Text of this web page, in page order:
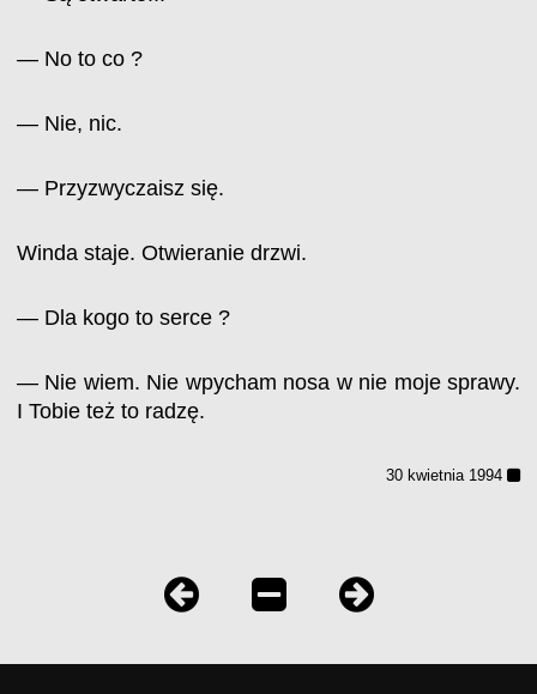
— No to co ?
— Nie, nic.
— Przyzwyczaisz się.
Winda staje. Otwieranie drzwi.
— Dla kogo to serce ?
— Nie wiem. Nie wpycham nosa w nie moje sprawy.
I Tobie też to radzę.
30 kwietnia 1994